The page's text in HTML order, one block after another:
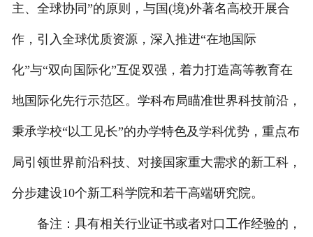
主、全球协同”的原则，与国(境)外著名高校开展合
作，引入全球优质资源，深入推进“在地国际
化”与“双向国际化”互促双强，着力打造高等教育在
地国际化先行示范区。学科布局瞄准世界科技前沿，
秉承学校“以工见长”的办学特色及学科优势，重点布
局引领世界前沿科技、对接国家重大需求的新工科，
分步建设10个新工科学院和若干高端研究院。
备注：具有相关行业证书或者对口工作经验的，